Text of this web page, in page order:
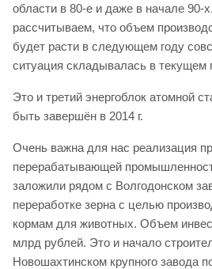
области в 80-е и даже в начале 90-
рассчитываем, что объем
будет расти в следующем году
ситуация складывалась в текущем
Это и третий энергоблок атомной
быть завершён в 2014 г.
Очень важна для нас реализация
перерабатывающей
заложили рядом с Волгодонском
переработке зерна с целью
кормам для животных. Объем
млрд рублей. Это и начало
Новошахтинском крупного завода